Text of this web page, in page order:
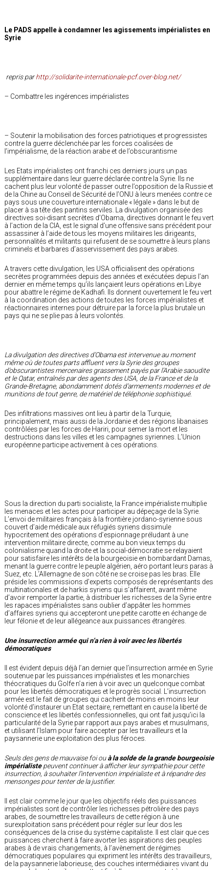
Le PADS appelle à condamner les agissements impérialistes en
Syrie
repris parhttp://solidarite-internationale-pcf.over-blog.net/
– Combattre les ingérences impérialistes
– Soutenir la mobilisation des forces patriotiques et progressistes
contre la guerre déclenchée par les forces coalisées de
l’impérialisme, de la réaction arabe et de l’obscurantisme
Les Etats impérialistes ont franchi ces derniers jours un pas
supplémentaire dans leur guerre déclarée contre la Syrie. Ils ne
cachent plus leur volonté de passer outre l’opposition de la Russie et
de la Chine au Conseil de Sécurité de l’ONU à leurs menées contre ce
pays sous une couverture internationale « légale » dans le but de
placer à sa tête des pantins serviles. La divulgation organisée des
directives soi-disant secrètes d’Obama, directives donnant le feu vert
à l’action de la CIA, est le signal d’une offensive sans précédent pour
assassiner à l’aide de tous les moyens militaires les dirigeants,
personnalités et militants qui refusent de se soumettre à leurs plans
criminels et barbares d’asservissement des pays arabes.
A travers cette divulgation, les USA officialisent des opérations
secrètes programmées depuis des années et exécutées depuis l’an
dernier en même temps qu’ils lançaient leurs opérations en Libye
pour abattre le régime de Kadhafi. Ils donnent ouvertement le feu vert
à la coordination des actions de toutes les forces impérialistes et
réactionnaires internes pour détruire par la force la plus brutale un
pays qui ne se plie pas à leurs volontés.
La divulgation des directives d’Obama est intervenue au moment
même où de toutes parts affluent vers la Syrie des groupes
d’obscurantistes mercenaires grassement payés par l’Arabie saoudite
et le Qatar, entraînés par des agents des USA, de la France et de la
Grande-Bretagne, abondamment dotés d’armements modernes et de
munitions de tout genre, de matériel de téléphonie sophistiqué.
Des infiltrations massives ont lieu à partir de la Turquie,
principalement, mais aussi de la Jordanie et des régions libanaises
contrôlées par les forces de Hariri, pour semer la mort et les
destructions dans les villes et les campagnes syriennes. L’Union
européenne participe activement à ces opérations.
Sous la direction du parti socialiste, la France impérialiste multiplie
les menaces et les actes pour participer au dépeçage de la Syrie.
L’envoi de militaires français à la frontière jordano-syrienne sous
couvert d’aide médicale aux réfugiés syriens dissimule
hypocritement des opérations d’espionnage préludant à une
intervention militaire directe, comme au bon vieux temps du
colonialisme quand la droite et la social-démocratie se relayaient
pour satisfaire les intérêts de la bourgeoisie en bombardant Damas,
menant la guerre contre le peuple algérien, aéro portant leurs paras à
Suez, etc. L’Allemagne de son côté ne se croise pas les bras. Elle
préside les commissions d’experts composés de représentants des
multinationales et de harkis syriens qui s’affairent, avant même
d’avoir remporter la partie, à distribuer les richesses de la Syrie entre
les rapaces impérialistes sans oublier d’appâter les hommes
d’affaires syriens qui accepteront une petite carotte en échange de
leur félonie et de leur allégeance aux puissances étrangères.
Une insurrection armée qui n’a rien à voir avec les libertés
démocratiques
Il est évident depuis déjà l’an dernier que l’insurrection armée en Syrie
soutenue par les puissances impérialistes et les monarchies
théocratiques du Golfe n’a rien à voir avec un quelconque combat
pour les libertés démocratiques et le progrès social. L’insurrection
armée est le fait de groupes qui cachent de moins en moins leur
volonté d’instaurer un Etat sectaire, remettant en cause la liberté de
conscience et les libertés confessionnelles, qui ont fait jusqu’ici la
particularité de la Syrie par rapport aux pays arabes et musulmans,
et utilisant l’Islam pour faire accepter par les travailleurs et la
paysannerie une exploitation des plus féroces.
Seuls des gens de mauvaise foi ouà la solde de la grande bourgeoisie
impérialistepeuvent continuer à afficher leur sympathie pour cette
insurrection, à souhaiter l’intervention impérialiste et à répandre des
mensonges pour tenter de la justifier.
Il est clair comme le jour que les objectifs réels des puissances
impérialistes sont de contrôler les richesses pétrolière des pays
arabes, de soumettre les travailleurs de cette région à une
surexploitation sans précédent pour régler sur leur dos les
conséquences de la crise du système capitaliste. Il est clair que ces
puissances cherchent à faire avorter les aspirations des peuples
arabes à de vrais changements, à l’avènement de régimes
démocratiques populaires qui expriment les intérêts des travailleurs,
de la paysannerie laborieuse, des couches intermédiaires vivant du